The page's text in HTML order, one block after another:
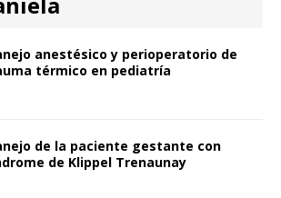
anestésico y perioperatorio de
térmico en pediatría
de la paciente gestante con
de Klippel Trenaunay